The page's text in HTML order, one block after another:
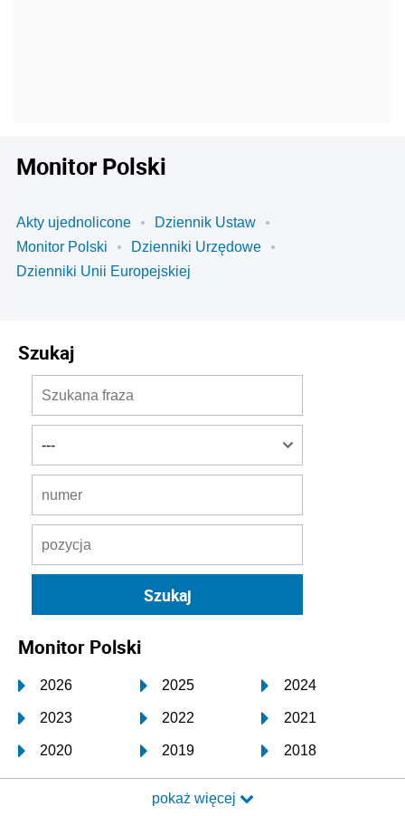
Monitor Polski
Akty ujednolicone
Dziennik Ustaw
Monitor Polski
Dzienniki Urzędowe
Dzienniki Unii Europejskiej
Szukaj
Monitor Polski
2026 2025 2024
2023 2022 2021
2020 2019 2018
2017 2016 2015
pokaż więcej